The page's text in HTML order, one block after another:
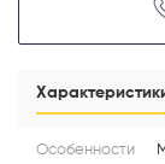
Особенности